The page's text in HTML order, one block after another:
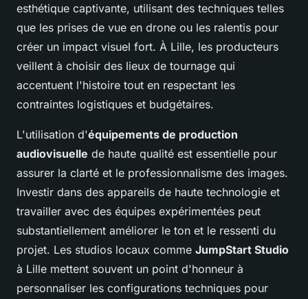
esthétique captivante, utilisant des techniques telles
que les prises de vue en drone ou les ralentis pour
créer un impact visuel fort. À Lille, les producteurs
veillent à choisir des lieux de tournage qui
accentuent l'histoire tout en respectant les
contraintes logistiques et budgétaires.
L'utilisation d'équipements de production
audiovisuelle de haute qualité est essentielle pour
assurer la clarté et le professionnalisme des images.
Investir dans des appareils de haute technologie et
travailler avec des équipes expérimentées peut
substantiellement améliorer le ton et le ressenti du
projet. Les studios locaux comme JumpStart Studio
à Lille mettent souvent un point d'honneur à
personnaliser les configurations techniques pour